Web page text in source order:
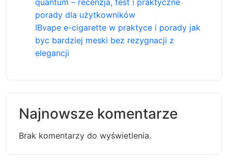
porady dla użytkowników
IBvape e-cigarette w praktyce i porady jak
byc bardziej meski bez rezygnacji z
elegancji
Najnowsze komentarze
Brak komentarzy do wyświetlenia.